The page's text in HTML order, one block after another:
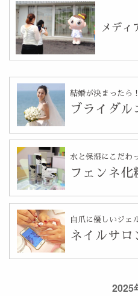
2025
メディ
結婚が決まったら！
ブライダル
水と保湿にこだわ
フェンネ化
自爪に優しいジェ
ネイルサロ